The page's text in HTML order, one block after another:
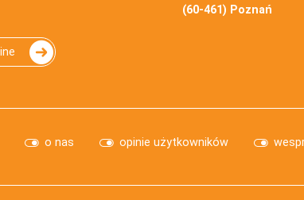
(60-461) Poznań
o nas opinie użytkowników